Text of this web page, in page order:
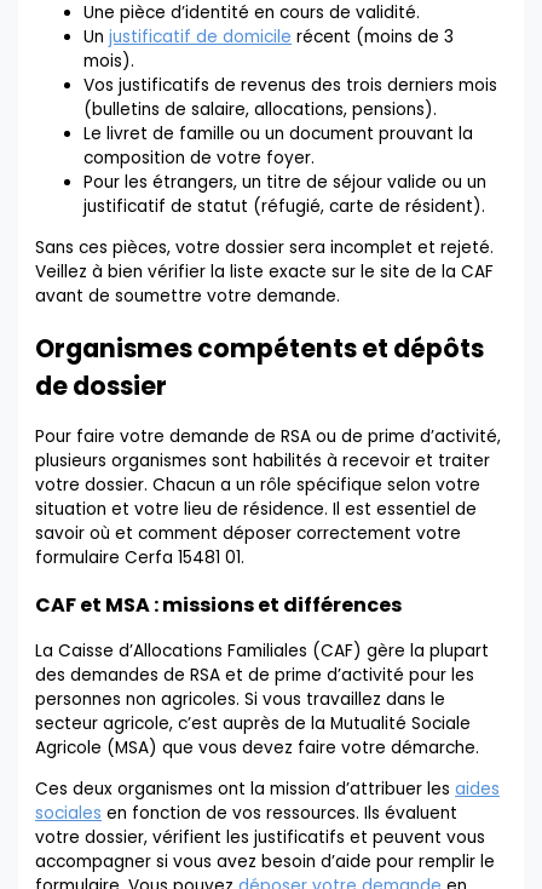
Une pièce d’identité en cours de validité.
Unjustificatif de domicile récent (moins de 3
mois).
Vos justificatifs de revenus des trois derniers mois
(bulletins de salaire, allocations, pensions).
Le livret de famille ou un document prouvant la
composition de votre foyer.
Pour les étrangers, un titre de séjour valide ou un
justificatif de statut (réfugié, carte de résident).
Sans ces pièces, votre dossier sera incomplet et rejeté.
Veillez à bien vérifier la liste exacte sur le site de la CAF
avant de soumettre votre demande.
Organismes compétents et dépôts
de dossier
Pour faire votre demande de RSA ou de prime d’activité,
plusieurs organismes sont habilités à recevoir et traiter
votre dossier. Chacun a un rôle spécifique selon votre
situation et votre lieu de résidence. Il est essentiel de
savoir où et comment déposer correctement votre
formulaire Cerfa 15481 01.
CAF et MSA : missions et différences
La Caisse d’Allocations Familiales (CAF) gère la plupart
des demandes de RSA et de prime d’activité pour les
personnes non agricoles. Si vous travaillez dans le
secteur agricole, c’est auprès de la Mutualité Sociale
Agricole (MSA) que vous devez faire votre démarche.
Ces deux organismes ont la mission d’attribuer lesaides
sociales en fonction de vos ressources. Ils évaluent
votre dossier, vérifient les justificatifs et peuvent vous
accompagner si vous avez besoin d’aide pour remplir le